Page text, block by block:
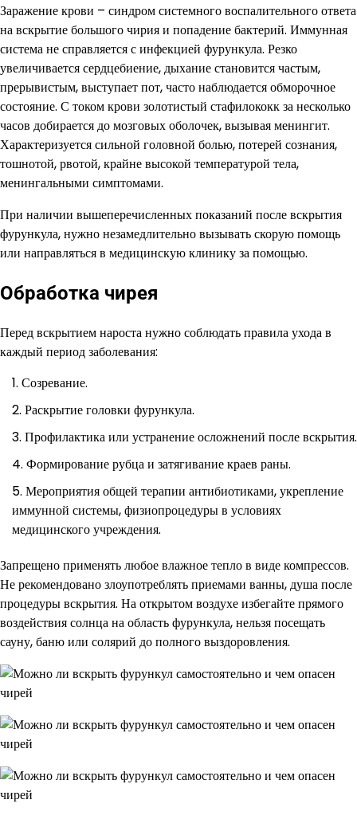
Заражение крови – синдром системного воспалительного ответа
на вскрытие большого чирия и попадение бактерий. Иммунная
система не справляется с инфекцией фурункула. Резко
увеличивается сердцебиение, дыхание становится частым,
прерывистым, выступает пот, часто наблюдается обморочное
состояние. С током крови золотистый стафилококк за несколько
часов добирается до мозговых оболочек, вызывая менингит.
Характеризуется сильной головной болью, потерей сознания,
тошнотой, рвотой, крайне высокой температурой тела,
менингальными симптомами.
При наличии вышеперечисленных показаний после вскрытия
фурункула, нужно незамедлительно вызывать скорую помощь
или направляться в медицинскую клинику за помощью.
Обработка чирея
Перед вскрытием нароста нужно соблюдать правила ухода в
каждый период заболевания:
Созревание.
Раскрытие головки фурункула.
Профилактика или устранение осложнений после вскрытия.
Формирование рубца и затягивание краев раны.
Мероприятия общей терапии антибиотиками, укрепление
иммунной системы, физиопроцедуры в условиях
медицинского учреждения.
Запрещено применять любое влажное тепло в виде компрессов.
Не рекомендовано злоупотреблять приемами ванны, душа после
процедуры вскрытия. На открытом воздухе избегайте прямого
воздействия солнца на область фурункула, нельзя посещать
сауну, баню или солярий до полного выздоровления.